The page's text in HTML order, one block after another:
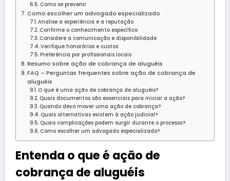
Como se prevenir
Como escolher um advogado especializado
Analise a experiência e a reputação
Confirme o conhecimento específico
Considere a comunicação e disponibilidade
Verifique honorários e custos
Preferência por profissionais locais
Resumo sobre ação de cobrança de aluguéis
FAQ – Perguntas frequentes sobre ação de cobrança de
aluguéis
O que é uma ação de cobrança de aluguéis?
Quais documentos são essenciais para iniciar a ação?
Quando devo mover uma ação de cobrança?
Quais alternativas existem à ação judicial?
Quais complicações podem surgir durante o processo?
Como escolher um advogado especializado?
Entenda o que é ação de
cobrança de aluguéis